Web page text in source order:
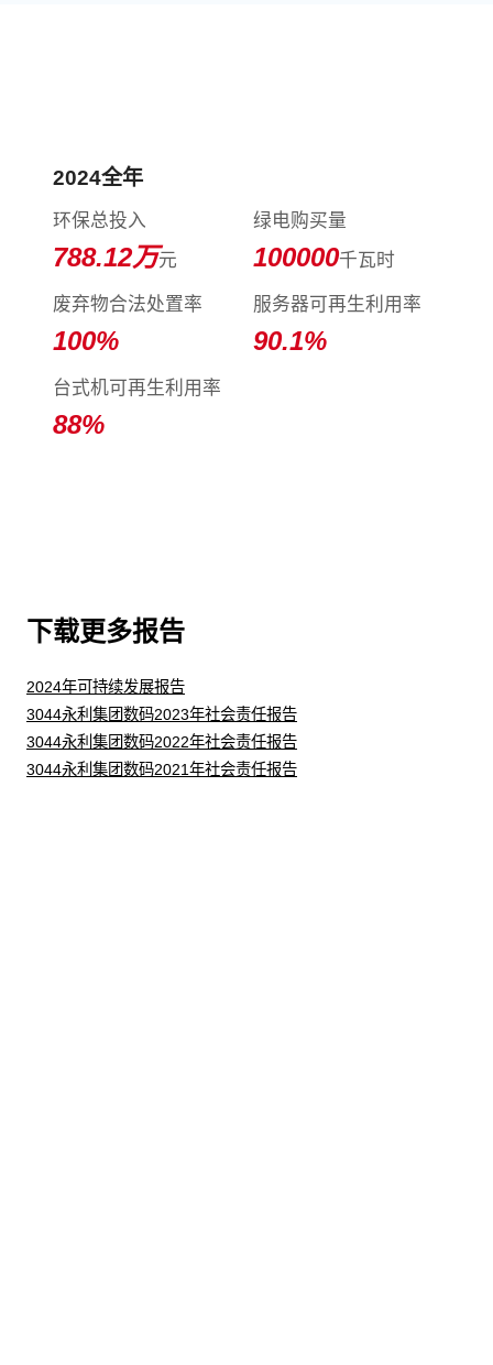
2024全年
环保总投入
788.12万元
绿电购买量
100000千瓦时
废弃物合法处置率
100%
服务器可再生利用率
90.1%
台式机可再生利用率
88%
下载更多报告
2024年可持续发展报告
3044永利集团数码2023年社会责任报告
3044永利集团数码2022年社会责任报告
3044永利集团数码2021年社会责任报告